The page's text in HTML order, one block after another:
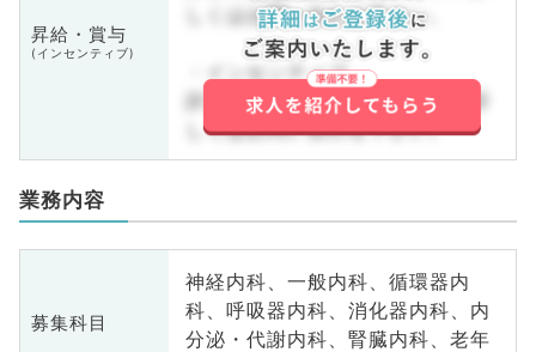
昇給・賞与
(インセンティブ)
しくはお問い合わせ下さい。
・インセンティブ
詳しくはお問い合わせ下さい。詳
しくはお問い合わせ下さい。
業務内容
募集科目
神経内科、一般内科、循環器内
科、呼吸器内科、消化器内科、内
分泌・代謝内科、腎臓内科、老年